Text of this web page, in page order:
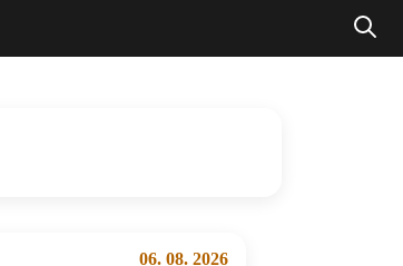
06. 08. 2026